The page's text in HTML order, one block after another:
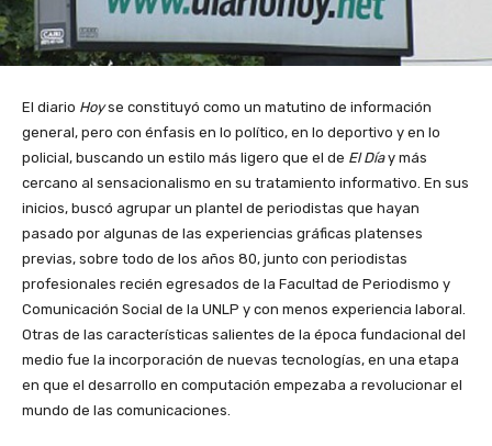
El diario Hoyse constituyó como un matutino de información
general, pero con énfasis en lo político, en lo deportivo y en lo
policial, buscando un estilo más ligero que el de El Díay más
cercano al sensacionalismo en su tratamiento informativo. En sus
inicios, buscó agrupar un plantel de periodistas que hayan
pasado por algunas de las experiencias gráficas platenses
previas, sobre todo de los años 80, junto con periodistas
profesionales recién egresados de la Facultad de Periodismo y
Comunicación Social de la UNLP y con menos experiencia laboral.
Otras de las características salientes de la época fundacional del
medio fue la incorporación de nuevas tecnologías, en una etapa
en que el desarrollo en computación empezaba a revolucionar el
mundo de las comunicaciones.